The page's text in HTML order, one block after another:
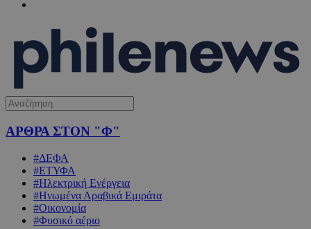
ΑΡΘΡΑ ΣΤΟΝ "Φ"
#ΔΕΦΑ
#ΕΤΥΦΑ
#Ηλεκτρική Ενέργεια
#Ηνωμένα Αραβικά Εμιράτα
#Οικονομία
#Φυσικό αέριο